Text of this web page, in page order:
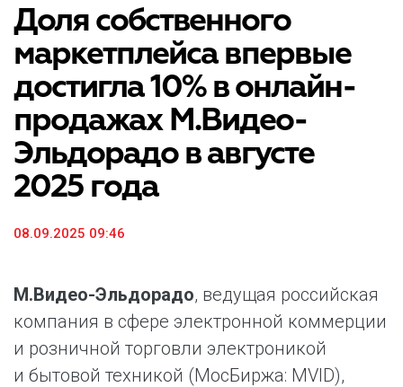
Доля собственного
маркетплейса впервые
достигла 10% в онлайн-
продажах М.Видео-
Эльдорадо в августе
2025 года
08.09.2025 09:46
М.Видео-Эльдорадо, ведущая российская
компания в сфере электронной коммерции
и розничной торговли электроникой
и бытовой техникой (МосБиржа: MVID),